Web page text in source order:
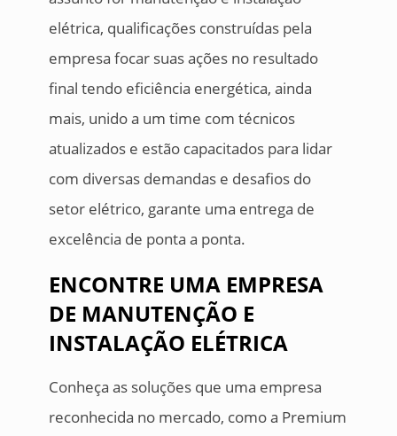
elétrica, qualificações construídas pela
empresa focar suas ações no resultado
final tendo eficiência energética, ainda
mais, unido a um time com técnicos
atualizados e estão capacitados para lidar
com diversas demandas e desafios do
setor elétrico, garante uma entrega de
excelência de ponta a ponta.
ENCONTRE UMA EMPRESA
DE MANUTENÇÃO E
INSTALAÇÃO ELÉTRICA
Conheça as soluções que uma empresa
reconhecida no mercado, como a Premium